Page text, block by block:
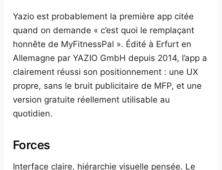
Yazio est probablement la première app citée
quand on demande « c’est quoi le remplaçant
honnête de MyFitnessPal ». Édité à Erfurt en
Allemagne par YAZIO GmbH depuis 2014, l’app a
clairement réussi son positionnement : une UX
propre, sans le bruit publicitaire de MFP, et une
version gratuite réellement utilisable au
quotidien.
Forces
Interface claire, hiérarchie visuelle pensée. Le